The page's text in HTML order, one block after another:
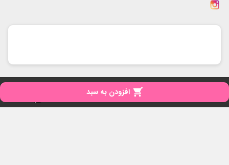
 افزودن به سبد
تمامی حقوق برای مای نی نی محفوظ است